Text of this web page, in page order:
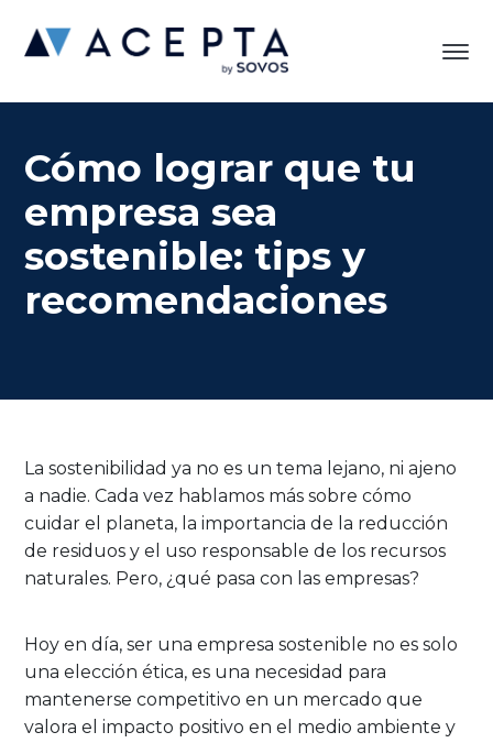
Cómo lograr que tu
empresa sea
sostenible: tips y
recomendaciones
La sostenibilidad ya no es un tema lejano, ni ajeno
a nadie. Cada vez hablamos más sobre cómo
cuidar el planeta, la importancia de la reducción
de residuos y el uso responsable de los recursos
naturales. Pero, ¿qué pasa con las empresas?
Hoy en día, ser una empresa sostenible no es solo
una elección ética, es una necesidad para
mantenerse competitivo en un mercado que
valora el impacto positivo en el medio ambiente y